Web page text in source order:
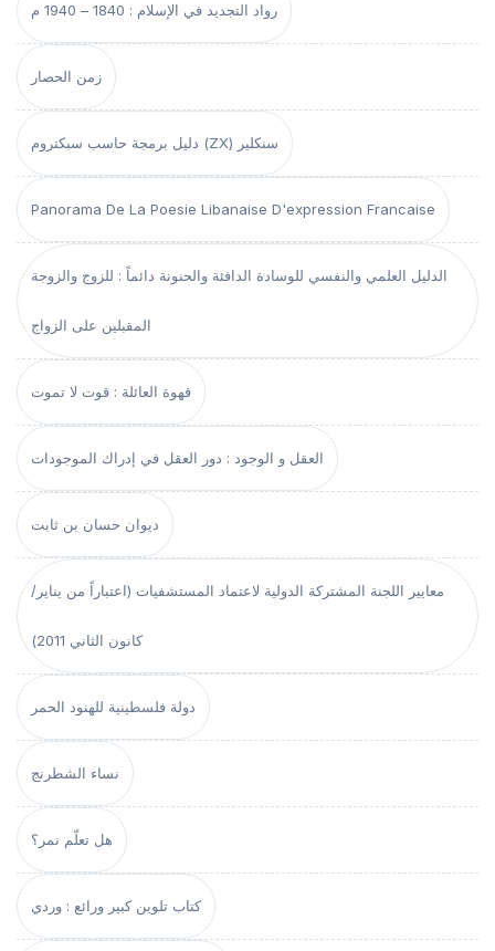
رواد التجديد في الإسلام : 1840 – 1940 م
زمن الحصار
دليل برمجة حاسب سبكتروم (ZX) سنكلير
Panorama De La Poesie Libanaise D'expression Francaise
الدليل العلمي والنفسي للوسادة الدافئة والحنونة دائماً : للزوج والزوجة
المقبلين على الزواج
قهوة العائلة : قوت لا تموت
العقل و الوجود : دور العقل في إدراك الموجودات
ديوان حسان بن ثابت
معايير اللجنة المشتركة الدولية لاعتماد المستشفيات (اعتباراً من يناير/
كانون الثاني 2011)
دولة فلسطينية للهنود الحمر
نساء الشطرنج
هل تعلّم نمر؟
كتاب تلوين كبير ورائع : وردي